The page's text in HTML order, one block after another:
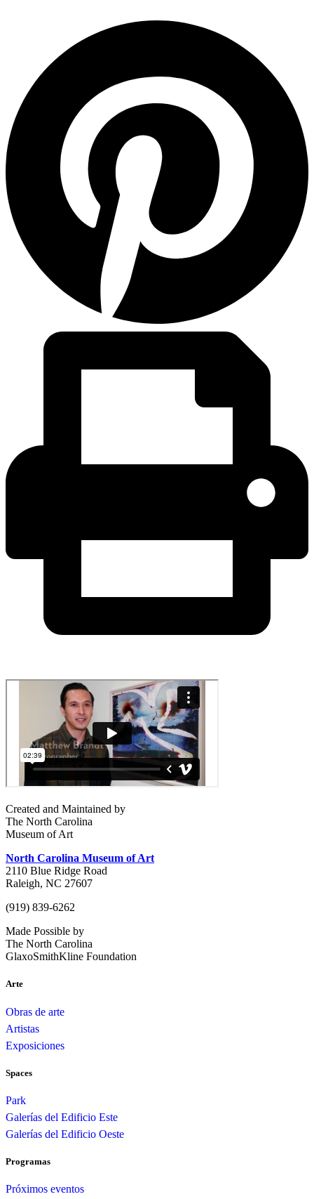
Created and Maintained by
The North Carolina
Museum of Art
North Carolina Museum of Art
2110 Blue Ridge Road
Raleigh, NC 27607
(919) 839-6262
Made Possible by
The North Carolina
GlaxoSmithKline Foundation
Arte
Obras de arte
Artistas
Exposiciones
Spaces
Park
Galerías del Edificio Este
Galerías del Edificio Oeste
Programas
Próximos eventos